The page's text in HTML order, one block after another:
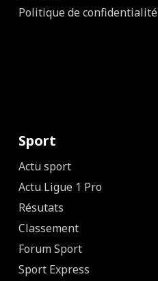
Politique de confidentialité
Sport
Actu sport
Actu Ligue 1 Pro
Résutats
Classement
Forum Sport
Sport Express